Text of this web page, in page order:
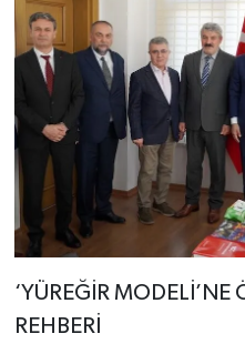
‘YÜREĞİR
REHBERİ